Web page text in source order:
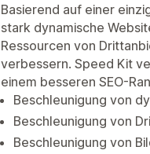
Basierend auf einer
stark dynamische
Ressourcen von
verbessern. Speed Kit
einem besseren SEO-
Beschleunigung von
Beschleunigung von
Beschleunigung von